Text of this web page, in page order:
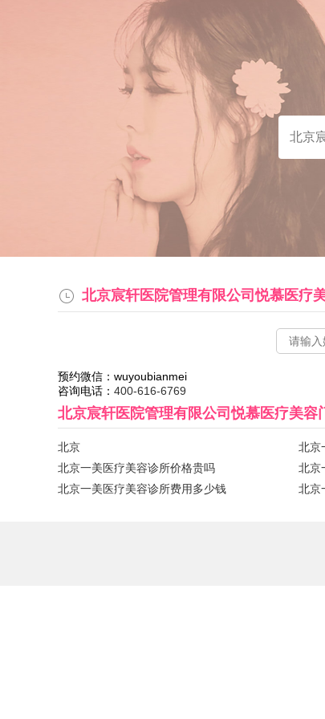
北京宸轩医院管理有限公司悦慕医疗
预约微信： wuyoubianmei
咨询电话： 400-616-6769
北京宸轩医院管理有限公司悦慕医疗美容
北京 北京
北京一美医疗美容诊所价格贵吗
北京
北京一美医疗美容诊所费用多少钱
北京